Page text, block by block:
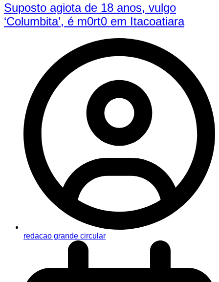
Suposto agiota de 18 anos, vulgo
‘Columbita’, é m0rt0 em Itacoatiara
redacao grande circular